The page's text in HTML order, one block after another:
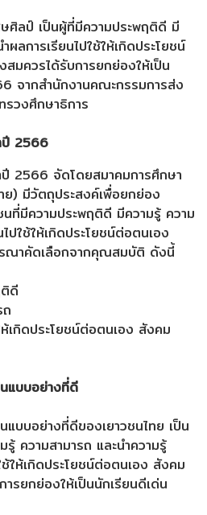
ศิลป์ เป็นผู้ที่มีความประพฤติดี มี
ผลการเรียนไปใช้ให้เกิดประโยชน์
มควรได้รับการยกย่องให้เป็น
จากสำนักงานคณะกรรมการส่ง
รวงศึกษาธิการ
ปี 2566
ปี 2566 จัดโดยสมาคมการศึกษา
ย) มีวัตถุประสงค์เพื่อยกย่อง
นที่มีความประพฤติดี มีความรู้ ความ
ปใช้ให้เกิดประโยชน์ต่อตนเอง
ณาคัดเลือกจากคุณสมบัติ ดังนี้
ดี
ห้เกิดประโยชน์ต่อตนเอง สังคม
แบบอย่างที่ดี
แบบอย่างที่ดีของเยาวชนไทย เป็น
ความสามารถ และนำความรู้
ให้เกิดประโยชน์ต่อตนเอง สังคม
รยกย่องให้เป็นนักเรียนดีเด่น